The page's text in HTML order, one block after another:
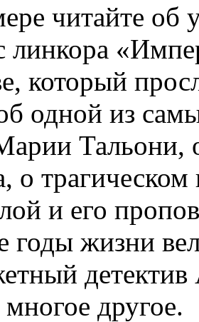
читайте об
линкора
который
одной из
о трагическом
и его
годы жизни
детектив
другое.